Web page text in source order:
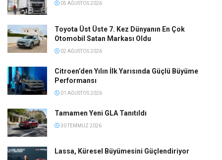
05 AĞUSTOS 2026
Toyota Üst Üste 7. Kez Dünyanın En Çok
Otomobil Satan Markası Oldu
02 AĞUSTOS 2026
Citroen’den Yılın İlk Yarısında Güçlü Büyüme
Performansı
01 AĞUSTOS 2026
Tamamen Yeni GLA Tanıtıldı
30 TEMMUZ 2026
Lassa, Küresel Büyümesini Güçlendiriyor